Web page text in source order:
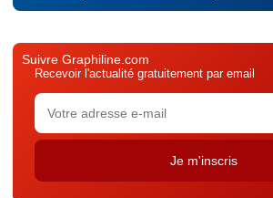
Suivre Graphiline.com
Recevoir l'actualité gratuitement par email